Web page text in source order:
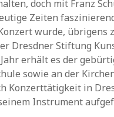
doch mit Franz
Zeiten
wurde,
Dresdner Stiftung
erhält es der
sowie an der
Konzerttätigkeit in
Instrument